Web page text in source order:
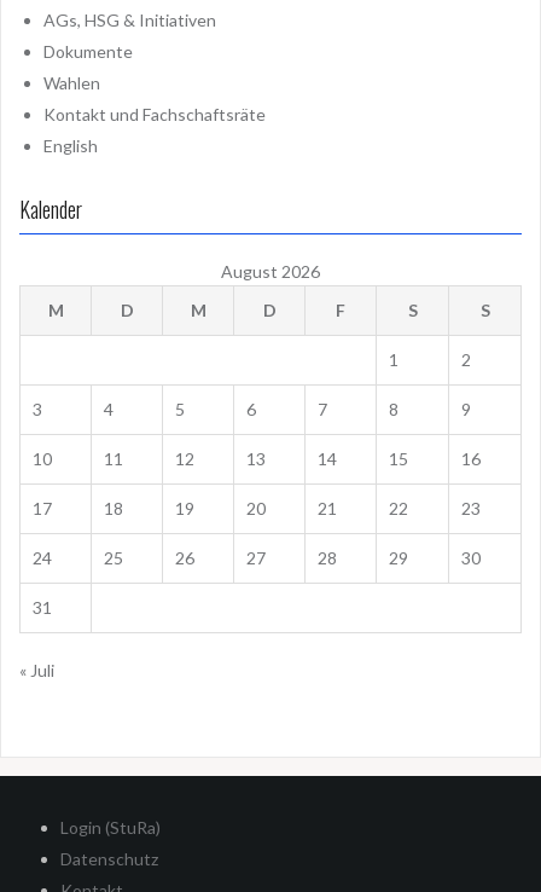
AGs, HSG & Initiativen
Dokumente
Wahlen
Kontakt und Fachschaftsräte
English
Kalender
August 2026
M
D M D F S S
1 2
3 4 5 6 7 8 9
10 11 12 13 14 15 16
17 18 19 20 21 22 23
24 25 26 27 28 29 30
31
« Juli
Login (StuRa)
Datenschutz